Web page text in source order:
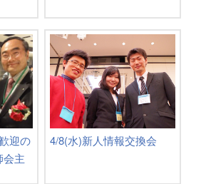
迎の
会主
4/8(水)新人情報交換会